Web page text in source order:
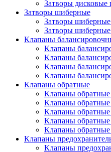
Затворы
Затворы шиберные
Затворы
Затворы
Клапаны
Клапаны
Клапаны
Клапаны
Клапаны
Клапаны обратные
Клапаны
Клапаны
Клапаны
Клапаны обратные
Клапаны
Клапаны
Клапаны